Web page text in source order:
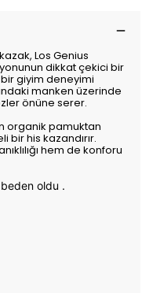
Los Genius
dikkat çekici bir
bir giyim deneyimi
manken üzerinde
önüne serer.
organik pamuktan
bir his kazandırır.
hem de konforu
oldu .